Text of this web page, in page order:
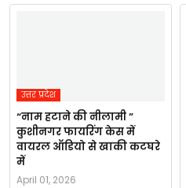
उत्तर प्रदेश
“नाम हटाने की नीलामी ”
कुशीनगर फायरिंग केस में
वायरल ऑडियो से खाकी कटघरे
में
April 01, 2026